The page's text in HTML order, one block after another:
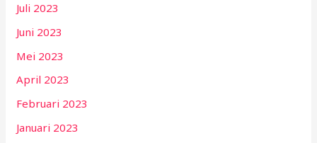
Juli 2023
Juni 2023
Mei 2023
April 2023
Februari 2023
Januari 2023